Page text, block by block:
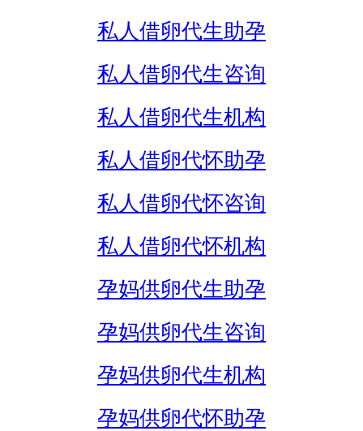
私人借卵代生助孕
私人借卵代生咨询
私人借卵代生机构
私人借卵代怀助孕
私人借卵代怀咨询
私人借卵代怀机构
孕妈供卵代生助孕
孕妈供卵代生咨询
孕妈供卵代生机构
孕妈供卵代怀助孕